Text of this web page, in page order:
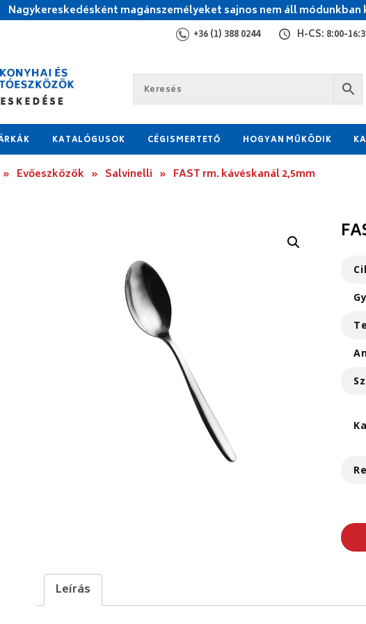
Nagykereskedésként magánszemélyeket sajnos nem áll módunkban
+36 (1) 388 0244 H-CS: 8:00-
KATALÓGUSOK CÉGISMERTETŐ HOGYAN MŰKÖDIK
» Evőeszközök » Salvinelli » FAST rm. kávéskanál 2,5mm
Leírás